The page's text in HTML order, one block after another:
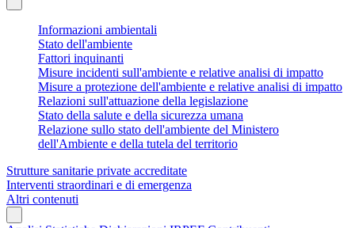
Informazioni ambientali
Stato dell'ambiente
Fattori inquinanti
Misure incidenti sull'ambiente e relative analisi di impatto
Misure a protezione dell'ambiente e relative analisi di impatto
Relazioni sull'attuazione della legislazione
Stato della salute e della sicurezza umana
Relazione sullo stato dell'ambiente del Ministero
dell'Ambiente e della tutela del territorio
Strutture sanitarie private accreditate
Interventi straordinari e di emergenza
Altri contenuti